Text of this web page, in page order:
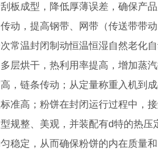
板成型，降低厚薄误差，确保产品
动，提高钢带、网带（传送带带
常温封闭制动恒温恒湿自然老化自
层烘干，热利用率提高，增加蒸
，链条传动；从定量称重入机到
准高；粉饼在封闭运行过程中，
规整、美观，并装配有d特的热压
稳定，从而确保粉饼的内在质量和